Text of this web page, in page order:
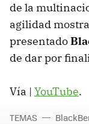
de la
agilidad
presentado
de dar por
Vía | YouTube.
TEMAS